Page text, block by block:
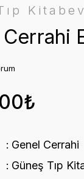
Genel Cerrahi
Güneş Tıp